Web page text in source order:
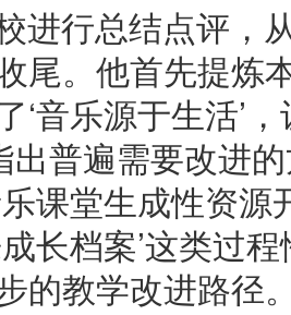
进行总结点评，
尾。他首先提
‘音乐源于生活’
出普遍需要改进
课堂生成性资
长档案’这类过
的教学改进路径